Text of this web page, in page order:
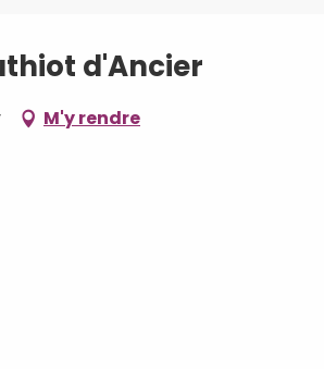
d'Ancier
M'y rendre